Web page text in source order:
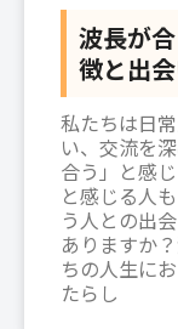
波長が
徴と出
私たちは日
い、交流を
合う」と感
と感じる人
う人との出
ありますか
ちの人生に
たらし